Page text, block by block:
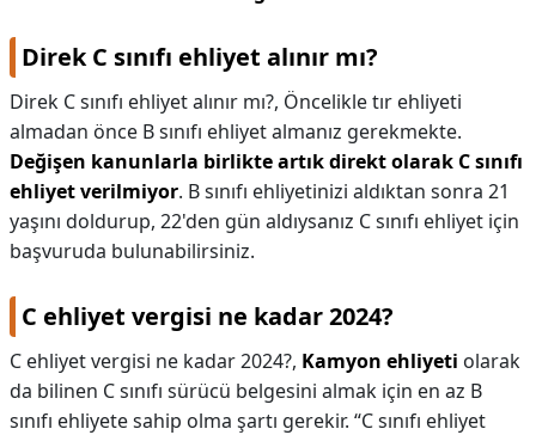
Direk C sınıfı ehliyet alınır mı?
Direk C sınıfı ehliyet alınır mı?, Öncelikle tır ehliyeti
almadan önce B sınıfı ehliyet almanız gerekmekte.
Değişen kanunlarla birlikte artık direkt olarak C sınıfı
ehliyet verilmiyor. B sınıfı ehliyetinizi aldıktan sonra 21
yaşını doldurup, 22'den gün aldıysanız C sınıfı ehliyet için
başvuruda bulunabilirsiniz.
C ehliyet vergisi ne kadar 2024?
C ehliyet vergisi ne kadar 2024?, Kamyon ehliyeti olarak
da bilinen C sınıfı sürücü belgesini almak için en az B
sınıfı ehliyete sahip olma şartı gerekir. “C sınıfı ehliyet